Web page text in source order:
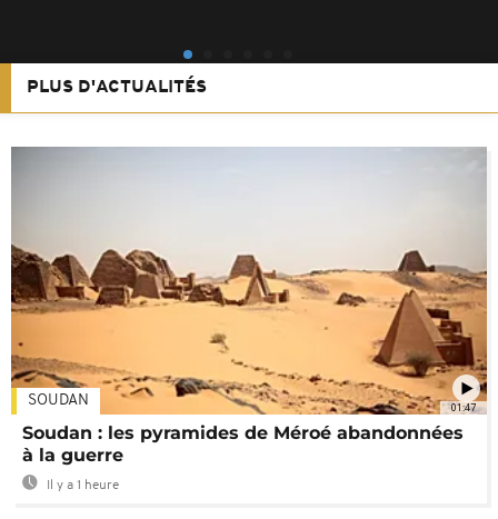
PLUS D'ACTUALITÉS
01:47
SOUDAN
Soudan : les pyramides de Méroé abandonnées
à la guerre
Il y a 1 heure